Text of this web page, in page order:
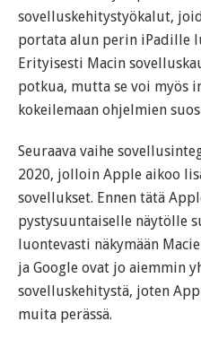
sovelluskehitystyökalut,
portata alun perin iPadille
Erityisesti Macin
potkua, mutta se voi myös
kokeilemaan ohjelmien
Seuraava vaihe
2020, jolloin Apple aikoo
sovellukset. Ennen tätä
pystysuuntaiselle näytölle
luontevasti näkymään
ja Google ovat jo aiemmin
sovelluskehitystä, joten
muita perässä.